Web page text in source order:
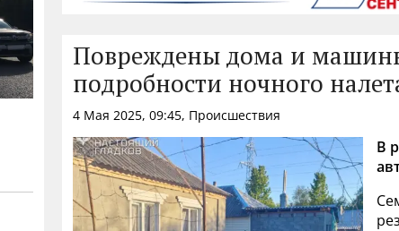
Повреждены дома и
подробности ночного
4 Мая 2025, 09:45, Происшествия
В